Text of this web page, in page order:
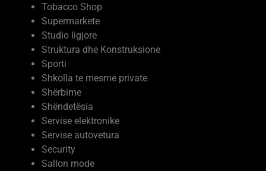
Supermarkete
Studio ligjore
Struktura dhe Konstruksione
Sporti
Shkolla te mesme private
Shërbime
Shëndetësia
Servise elektronike
Servise autovetura
Security
Sallon mode
Restorante